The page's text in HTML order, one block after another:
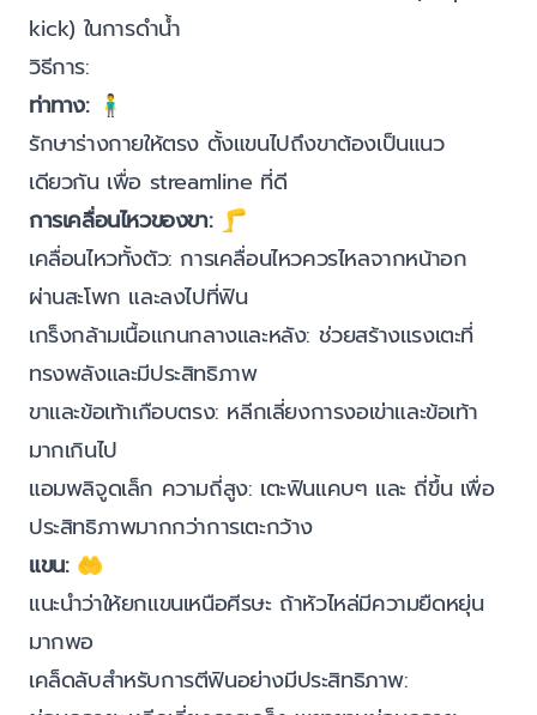
kick) ในการดำน้ำ
วิธีการ:
ท่าทาง:🧍‍♂️
รักษาร่างกายให้ตรง ตั้งแขนไปถึงขาต้องเป็นแนว
เดียวกัน เพื่อ streamline ที่ดี
การเคลื่อนไหวของขา:🦵
เคลื่อนไหวทั้งตัว: การเคลื่อนไหวควรไหลจากหน้าอก
ผ่านสะโพก และลงไปที่ฟิน
เกร็งกล้ามเนื้อแกนกลางและหลัง: ช่วยสร้างแรงเตะที่
ทรงพลังและมีประสิทธิภาพ
ขาและข้อเท้าเกือบตรง: หลีกเลี่ยงการงอเข่าและข้อเท้า
มากเกินไป
แอมพลิจูดเล็ก ความถี่สูง: เตะฟินแคบๆ และ ถี่ขึ้น เพื่อ
ประสิทธิภาพมากกว่าการเตะกว้าง
แขน:🤲
แนะนำว่าให้ยกแขนเหนือศีรษะ ถ้าหัวไหล่มีความยืดหยุ่น
มากพอ
เคล็ดลับสำหรับการตีฟินอย่างมีประสิทธิภาพ: